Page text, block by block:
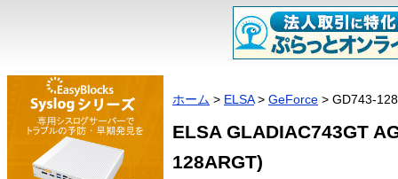
ホーム > ELSA> GeForce > GD743-
ELSA GLADIAC743GT
128ARGT)